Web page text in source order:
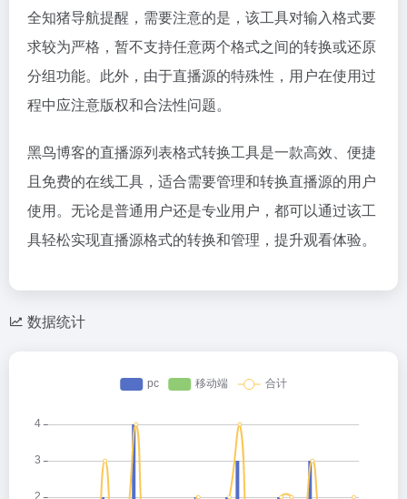
全知猪导航提醒，需要注意的是，该工具对输入格式要
求较为严格，暂不支持任意两个格式之间的转换或还原
分组功能。此外，由于直播源的特殊性，用户在使用过
程中应注意版权和合法性问题。
黑鸟博客的直播源列表格式转换工具是一款高效、便捷
且免费的在线工具，适合需要管理和转换直播源的用户
使用。无论是普通用户还是专业用户，都可以通过该工
具轻松实现直播源格式的转换和管理，提升观看体验。
数据统计